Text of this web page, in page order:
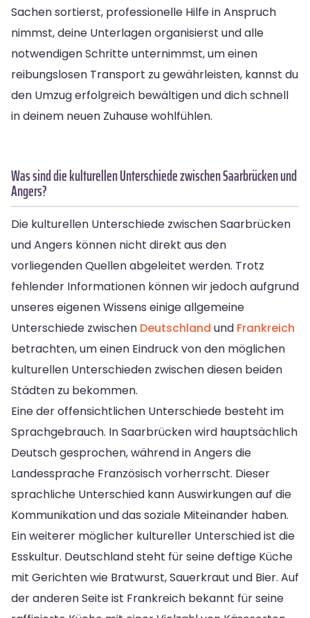
Sachen sortierst, professionelle Hilfe in Anspruch
nimmst, deine Unterlagen organisierst und alle
notwendigen Schritte unternimmst, um einen
reibungslosen Transport zu gewährleisten, kannst du
den Umzug erfolgreich bewältigen und dich schnell
in deinem neuen Zuhause wohlfühlen.
Was sind die kulturellen Unterschiede zwischen Saarbrücken und
Angers?
Die kulturellen Unterschiede zwischen Saarbrücken
und Angers können nicht direkt aus den
vorliegenden Quellen abgeleitet werden. Trotz
fehlender Informationen können wir jedoch aufgrund
unseres eigenen Wissens einige allgemeine
Unterschiede zwischen Deutschland und Frankreich
betrachten, um einen Eindruck von den möglichen
kulturellen Unterschieden zwischen diesen beiden
Städten zu bekommen.
Eine der offensichtlichen Unterschiede besteht im
Sprachgebrauch. In Saarbrücken wird hauptsächlich
Deutsch gesprochen, während in Angers die
Landessprache Französisch vorherrscht. Dieser
sprachliche Unterschied kann Auswirkungen auf die
Kommunikation und das soziale Miteinander haben.
Ein weiterer möglicher kultureller Unterschied ist die
Esskultur. Deutschland steht für seine deftige Küche
mit Gerichten wie Bratwurst, Sauerkraut und Bier. Auf
der anderen Seite ist Frankreich bekannt für seine